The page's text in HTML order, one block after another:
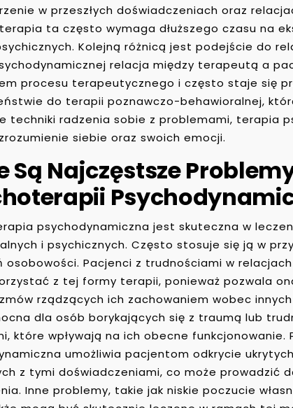
w przeszłych doświadczeniach oraz
ta często wymaga dłuższego czasu na
Kolejną różnicą jest podejście do
relacja między terapeutą a
procesu terapeutycznego i często staje się
do terapii poznawczo-behawioralnej,
techniki radzenia sobie z problemami, terapia
siebie oraz swoich emocji.
Są Najczęstsze
psychodynamiczna jest skuteczna w
i psychicznych. Często stosuje się ją w
osobowości. Pacjenci z trudnościami w
z tej formy terapii, ponieważ pozwala
rządzących ich zachowaniem wobec
dla osób borykających się z traumą lub
które wpływają na ich obecne funkcjonowanie.
umożliwia pacjentom odkrycie
z tymi doświadczeniami, co może prowadzić
Inne problemy, takie jak niskie poczucie